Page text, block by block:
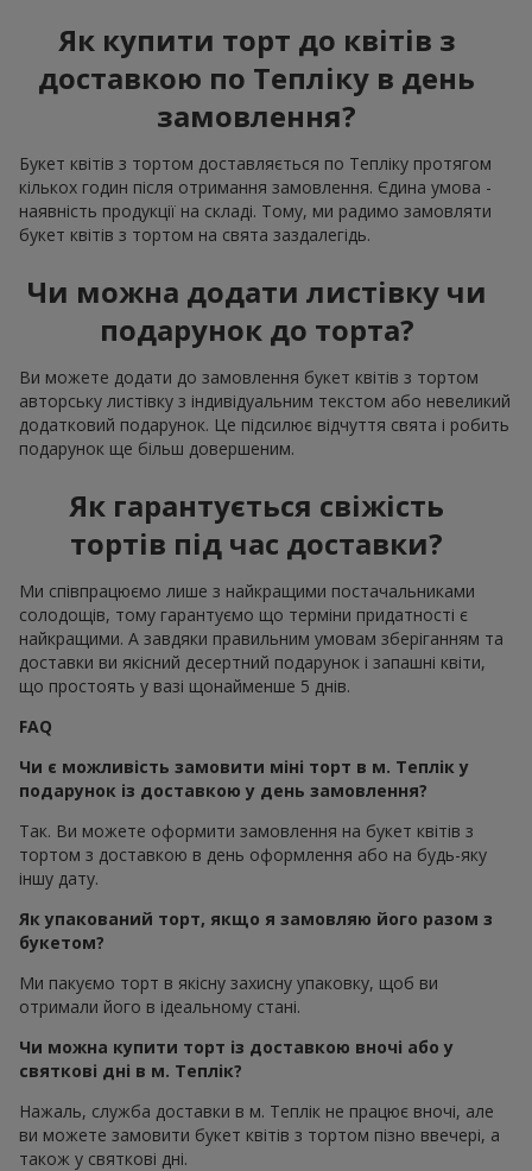
Як купити торт до квітів з
доставкою по Тепліку в день
замовлення?
Букет квітів з тортом доставляється по Тепліку протягом
кількох годин після отримання замовлення. Єдина умова -
наявність продукції на складі. Тому, ми радимо замовляти
букет квітів з тортом на свята заздалегідь.
Чи можна додати листівку чи
подарунок до торта?
Ви можете додати до замовлення букет квітів з тортом
авторську листівку з індивідуальним текстом або невеликий
додатковий подарунок. Це підсилює відчуття свята і робить
подарунок ще більш довершеним.
Як гарантується свіжість
тортів під час доставки?
Ми співпрацюємо лише з найкращими постачальниками
солодощів, тому гарантуємо що терміни придатності є
найкращими. А завдяки правильним умовам зберіганням та
доставки ви якісний десертний подарунок і запашні квіти,
що простоять у вазі щонайменше 5 днів.
FAQ
Чи є можливість замовити міні торт в м. Теплік у
подарунок із доставкою у день замовлення?
Так. Ви можете оформити замовлення на букет квітів з
тортом з доставкою в день оформлення або на будь-яку
іншу дату.
Як упакований торт, якщо я замовляю його разом з
букетом?
Ми пакуємо торт в якісну захисну упаковку, щоб ви
отримали його в ідеальному стані.
Чи можна купити торт із доставкою вночі або у
святкові дні в м. Теплік?
Нажаль, служба доставки в м. Теплік не працює вночі, але
ви можете замовити букет квітів з тортом пізно ввечері, а
також у святкові дні.